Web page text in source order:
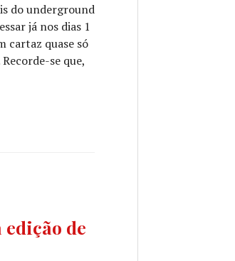
do underground
já nos dias 1
cartaz quase só
se que,
uma semana para os lendários
edição de